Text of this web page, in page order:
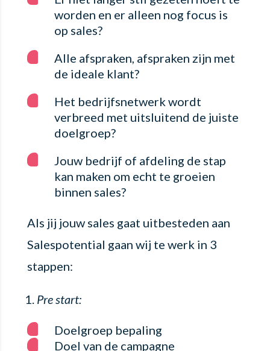
worden en er alleen nog focus is
op sales?
Alle afspraken, afspraken zijn met
de ideale klant?
Het bedrijfsnetwerk wordt
verbreed met uitsluitend de juiste
doelgroep?
Jouw bedrijf of afdeling de stap
kan maken om echt te groeien
binnen sales?
Als jij jouw sales gaat uitbesteden aan
Salespotential gaan wij te werk in 3
stappen:
Pre start:
Doelgroep bepaling
Doel van de campagne